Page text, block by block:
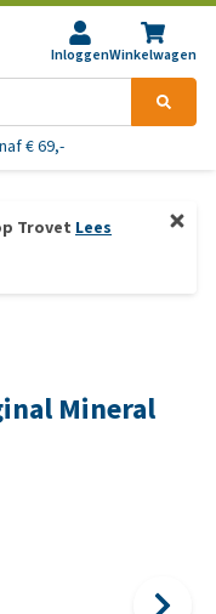
InloggenWinkelwagen
€ 69,-
Trovet Lees
Mineral